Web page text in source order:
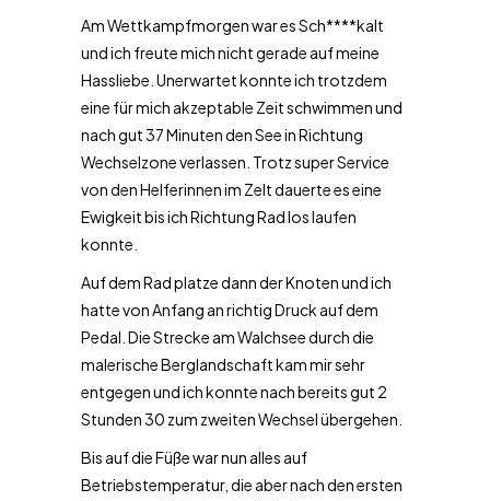
Am Wettkampfmorgen war es Sch****kalt
und ich freute mich nicht gerade auf meine
Hassliebe. Unerwartet konnte ich trotzdem
eine für mich akzeptable Zeit schwimmen und
nach gut 37 Minuten den See in Richtung
Wechselzone verlassen. Trotz super Service
von den Helferinnen im Zelt dauerte es eine
Ewigkeit bis ich Richtung Rad los laufen
konnte.
Auf dem Rad platze dann der Knoten und ich
hatte von Anfang an richtig Druck auf dem
Pedal. Die Strecke am Walchsee durch die
malerische Berglandschaft kam mir sehr
entgegen und ich konnte nach bereits gut 2
Stunden 30 zum zweiten Wechsel übergehen.
Bis auf die Füße war nun alles auf
Betriebstemperatur, die aber nach den ersten